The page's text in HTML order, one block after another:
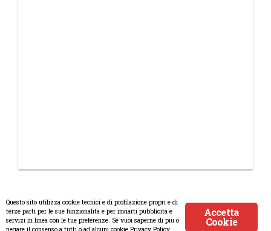
© Copyright 2008-2017 Scenaripolitici.com - Tutti i diritti riservati.
Accetta
Cookie
Questo sito utilizza cookie tecnici e di profilazione propri e di
terze parti per le sue funzionalità e per inviarti pubblicità e
servizi in linea con le tue preferenze. Se vuoi saperne di più o
negare il consenso a tutti o ad alcuni cookie Privacy Policy.